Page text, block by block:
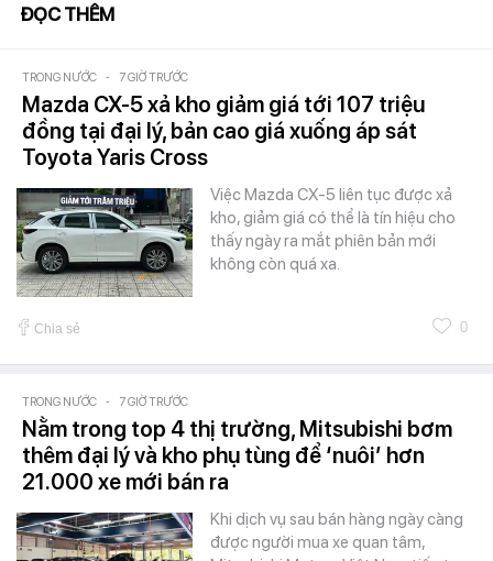
ĐỌC THÊM
TRONG NƯỚC - 7 GIỜ TRƯỚC
Mazda CX-5 xả kho giảm giá tới 107 triệu
đồng tại đại lý, bản cao giá xuống áp sát
Toyota Yaris Cross
Việc Mazda CX-5 liên tục được xả
kho, giảm giá có thể là tín hiệu cho
thấy ngày ra mắt phiên bản mới
không còn quá xa.
Chia sẻ 0
TRONG NƯỚC - 7 GIỜ TRƯỚC
Nằm trong top 4 thị trường, Mitsubishi bơm
thêm đại lý và kho phụ tùng để ‘nuôi’ hơn
21.000 xe mới bán ra
Khi dịch vụ sau bán hàng ngày càng
được người mua xe quan tâm,